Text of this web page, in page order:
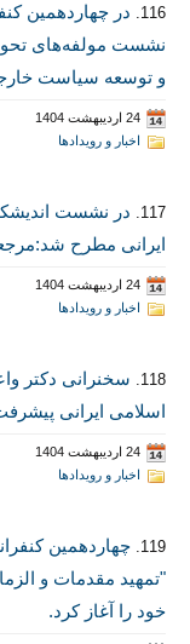
116.
در چهاردهمین
نشست مولفه‌های
و توسعه سیاست
24 اردیبهشت 1404
اخبار و رویدادها
117.
در نشست
ایرانی مطرح
24 اردیبهشت 1404
اخبار و رویدادها
118.
سخنرانی دکتر
اسلامی ایرانی
24 اردیبهشت 1404
اخبار و رویدادها
119. چهاردهمین
"تمهید مقدمات و
خود را آغاز کرد.